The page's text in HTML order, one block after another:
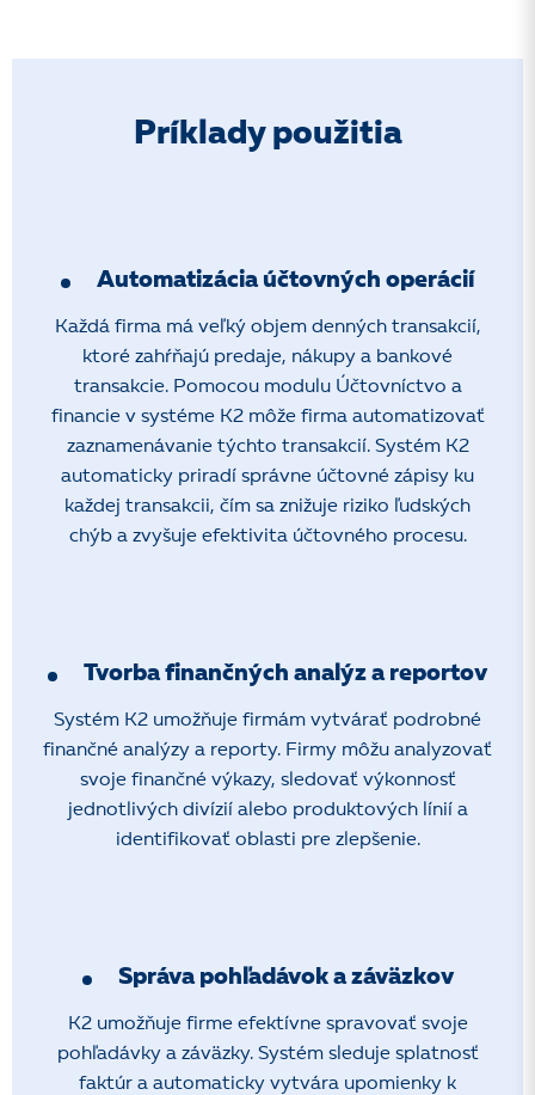
Príklady použitia
Automatizácia účtovných operácií
Každá firma má veľký objem denných transakcií,
ktoré zahŕňajú predaje, nákupy a bankové
transakcie. Pomocou modulu Účtovníctvo a
financie v systéme K2 môže firma automatizovať
zaznamenávanie týchto transakcií. Systém K2
automaticky priradí správne účtovné zápisy ku
každej transakcii, čím sa znižuje riziko ľudských
chýb a zvyšuje efektivita účtovného procesu.
Tvorba finančných analýz a reportov
Systém K2 umožňuje firmám vytvárať podrobné
finančné analýzy a reporty. Firmy môžu analyzovať
svoje finančné výkazy, sledovať výkonnosť
jednotlivých divízií alebo produktových línií a
identifikovať oblasti pre zlepšenie.
Správa pohľadávok a záväzkov
K2 umožňuje firme efektívne spravovať svoje
pohľadávky a záväzky. Systém sleduje splatnosť
faktúr a automaticky vytvára upomienky k